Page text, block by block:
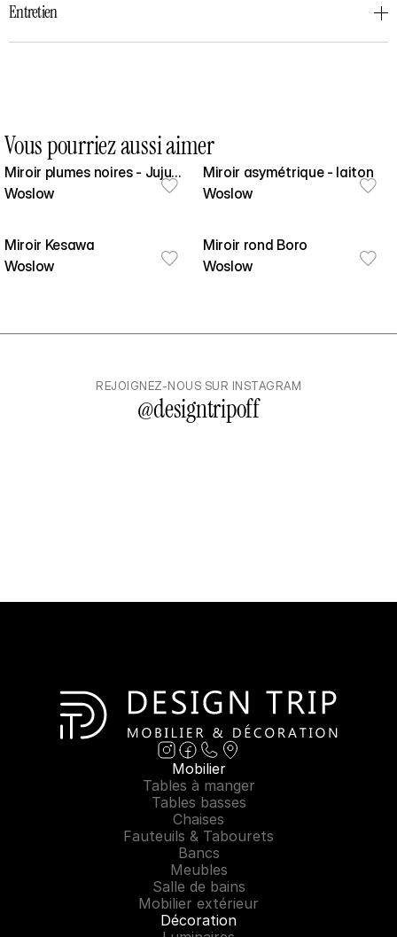
Entretien
Vous pourriez aussi aimer
Miroir plumes noires - Juju
Hat
Woslow
Miroir asymétrique - laiton
Woslow
Miroir Kesawa
Woslow
Miroir rond Boro
Woslow
REJOIGNEZ-NOUS SUR INSTAGRAM
@designtripoff
Mobilier
Tables à manger
Tables basses
Chaises
Fauteuils & Tabourets
Bancs
Meubles
Salle de bains
Mobilier extérieur
Décoration